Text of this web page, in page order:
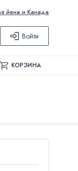
йена и Канада
Войти
КОРЗИНА